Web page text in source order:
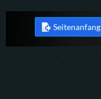
Seitenanfang